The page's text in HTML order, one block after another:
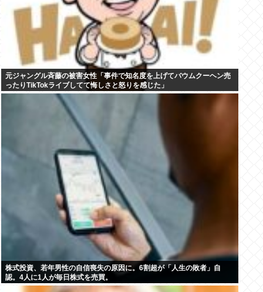
元ジャングル斉藤の被害女性「事件で知名度を上げてバウムクーヘン売
ったりTikTokライブしてて悔しさと怒りを感じた」
株式投資、若年男性の自信喪失の原因に。6割超が「人生の敗者」自
認。4人に1人が毎日株式を売買。